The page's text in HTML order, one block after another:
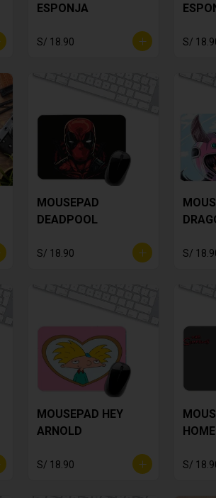
ESPONJA
S/ 18.90 S/
MOUSEPAD
DEADPOOL
S/ 18.90 S/
MOUSEPAD HEY
ARNOLD
S/ 18.90 S/